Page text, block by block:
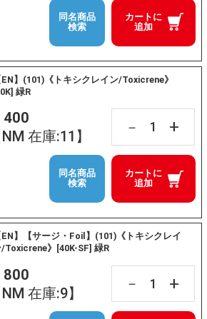
カートに
追加
同名商品
検索
EN】(101)《トキシクレイン/Toxicrene》
緑R
400
NM 在庫:11】
－ +
カートに
追加
同名商品
検索
EN】【サージ・Foil】(101)《トキシクレイ
/Toxicrene》[40K-SF] 緑R
800
NM 在庫:9】
－ +